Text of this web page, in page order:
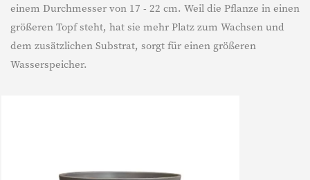
einem Durchmesser von 17 - 22 cm. Weil die Pflanze in einen
größeren Topf steht, hat sie mehr Platz zum Wachsen und
dem zusätzlichen Substrat, sorgt für einen größeren
Wasserspeicher.